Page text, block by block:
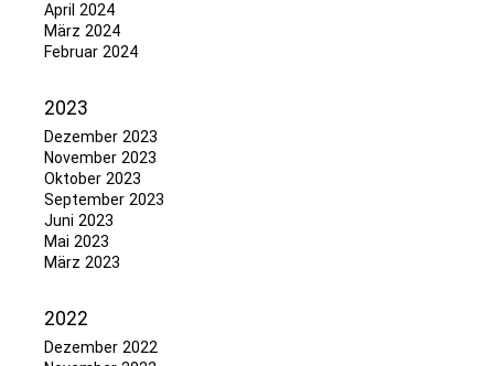
April 2024
März 2024
Februar 2024
2023
Dezember 2023
November 2023
Oktober 2023
September 2023
Juni 2023
Mai 2023
März 2023
2022
Dezember 2022